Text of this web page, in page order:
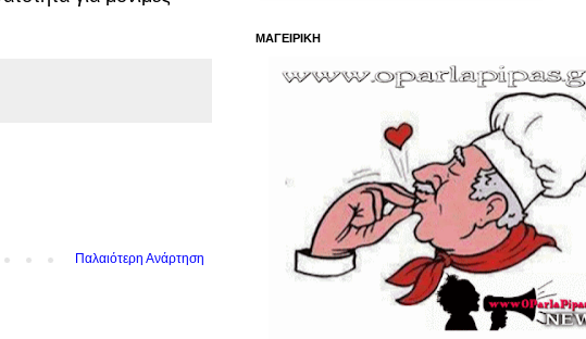
Παλαιότερη Ανάρτηση
ΜΑΓΕΙΡΙΚΗ